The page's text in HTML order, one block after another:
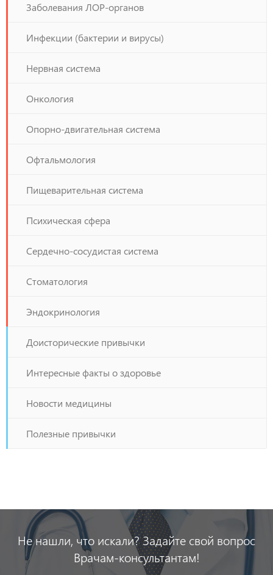
Заболевания ЛОР-органов
Инфекции (бактерии и вирусы)
Нервная система
Онкология
Опорно-двигательная система
Офтальмология
Пищеварительная система
Психическая сфера
Сердечно-сосудистая система
Стоматология
Эндокринология
Доисторические привычки
Интересные факты о здоровье
Новости медицины
Полезные привычки
Не нашли, что искали? Задайте свой вопрос
Врачам-консультантам!